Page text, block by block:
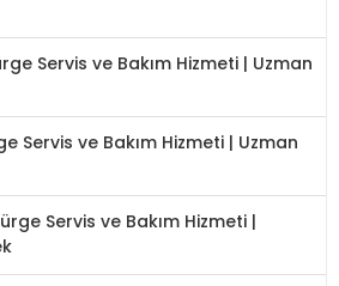
Servis ve Bakım Hizmeti | Uzman
Servis ve Bakım Hizmeti | Uzman
Servis ve Bakım Hizmeti |